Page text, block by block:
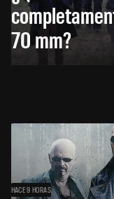
70 mm?
HACE 9 HORAS